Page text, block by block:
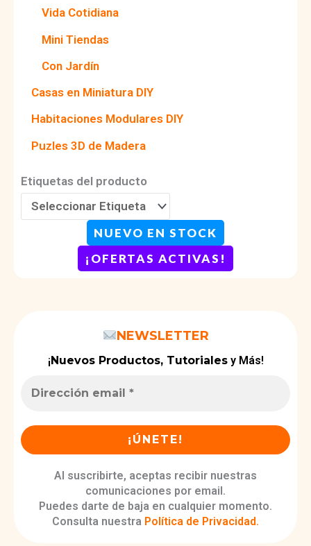
Vida Cotidiana
Mini Tiendas
Con Jardín
Casas en Miniatura DIY
Habitaciones Modulares DIY
Puzles 3D de Madera
Etiquetas del producto
NUEVO EN STOCK
¡OFERTAS ACTIVAS!
NEWSLETTER
¡ Nuevos Productos, Tutorialesy Más!
Al suscribirte, aceptas recibir nuestras
comunicaciones por email.
Puedes darte de baja en cualquier momento.
Consulta nuestra Política de Privacidad.